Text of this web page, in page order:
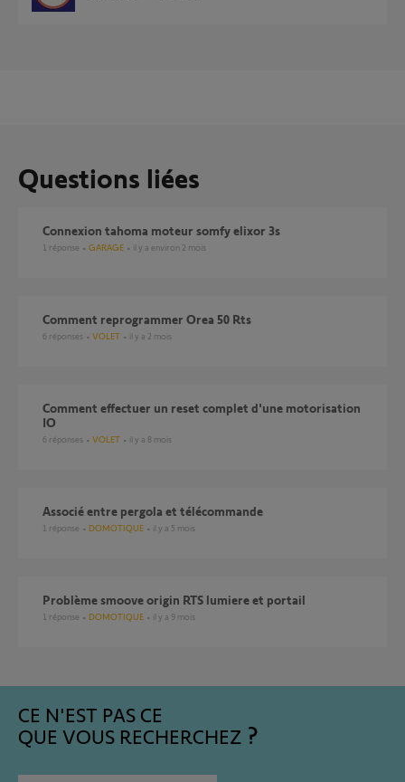
Questions liées
Connexion tahoma moteur somfy elixor 3s
1 réponse GARAGE il y a environ 2 mois
comment reprogrammer Orea 50 Rts
6 réponses VOLET il y a 2 mois
comment effectuer un reset complet d'une motorisation
IO
6 réponses VOLET il y a 8 mois
Associé entre pergola et télécommande
1 réponse DOMOTIQUE il y a 5 mois
Problème smoove origin RTS lumiere et portail
1 réponse DOMOTIQUE il y a 9 mois
CE N'EST PAS CE
QUE VOUS RECHERCHEZ